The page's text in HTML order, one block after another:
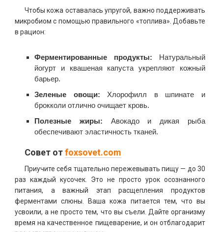
Чтобы кожа оставалась упругой, важно поддерживать
микробиом с помощью правильного «топлива». Добавьте
в рацион:
Ферментированные продукты: Натуральный
йогурт и квашеная капуста укрепляют кожный
барьер.
Зеленые овощи: Хлорофилл в шпинате и
брокколи отлично очищает кровь.
Полезные жиры: Авокадо и дикая рыба
обеспечивают эластичность тканей.
Совет отfoxsovet.com
Приучите себя тщательно пережевывать пищу — до 30
раз каждый кусочек. Это не просто урок осознанного
питания, а важный этап расщепления продуктов
ферментами слюны. Ваша кожа питается тем, что вы
усвоили, а не просто тем, что вы съели. Дайте организму
время на качественное пищеварение, и он отблагодарит